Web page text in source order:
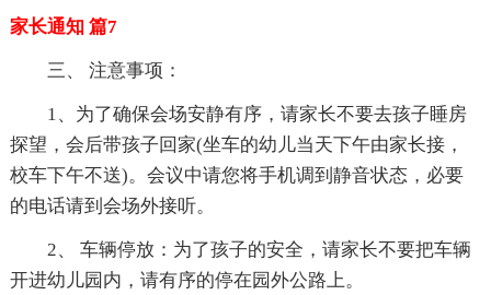
家长通知 篇7
三、 注意事项：
1、为了确保会场安静有序，请家长不要去孩子睡房
探望，会后带孩子回家(坐车的幼儿当天下午由家长接，
校车下午不送)。会议中请您将手机调到静音状态，必要
的电话请到会场外接听。
2、 车辆停放：为了孩子的安全，请家长不要把车辆
开进幼儿园内，请有序的停在园外公路上。